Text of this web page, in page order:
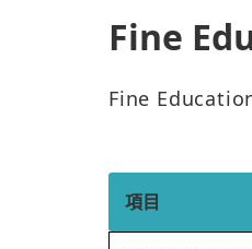
Fine
Fine
項目